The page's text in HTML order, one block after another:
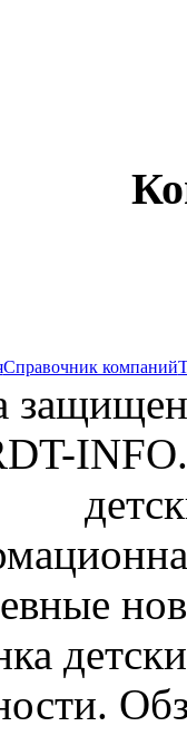
Справочник компаний